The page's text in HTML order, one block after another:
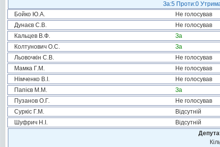
За:5 Проти:0
Бойко Ю.А.
Не голосував
Дунаєв С.В.
Не голосував
Кальцев В.Ф.
За
Колтунович О.С.
За
Льовочкін С.В.
Не голосував
Мамка Г.М.
Не голосував
Німченко В.І.
Не голосував
Папієв М.М.
За
Пузанов О.Г.
Не голосував
Суркіс Г.М.
Відсутній
Шуфрич Н.І.
Відсутній